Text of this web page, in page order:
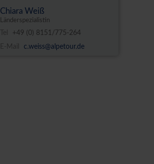
Chiara Weiß
Länderspezialistin
Tel
+49 (0) 8151/775-264
E-Mail
c.weiss@alpetour.de